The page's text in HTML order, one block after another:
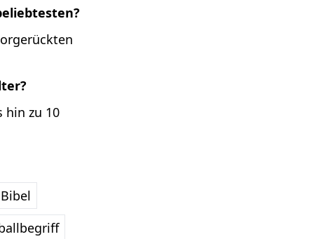
hin zu 10